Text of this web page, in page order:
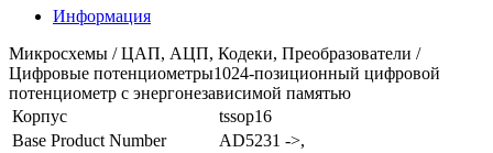
Информация
Микросхемы / ЦАП, АЦП, Кодеки, Преобразователи /
Цифровые потенциометры1024-позиционный цифровой
потенциометр с энергонезависимой памятью
Корпус
tssop16
Base Product Number
AD5231 ->,